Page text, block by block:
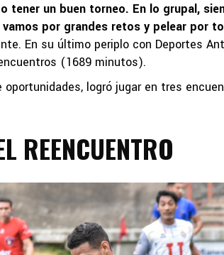
tener un buen torneo. En lo grupal,
por grandes retos y pelear por
En su último periplo con Deportes
(1689 minutos).
logró jugar en tres
REENCUENTRO